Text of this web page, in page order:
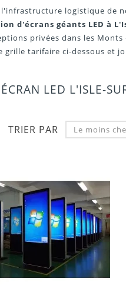
logistique de
d'écrans géants LED à
privées dans les Monts
grille tarifaire ci-dessous et
LED L'ISLE-
TRIER PAR Le moins